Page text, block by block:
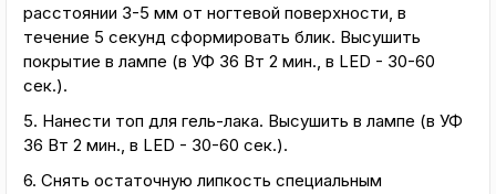
расстоянии 3-5 мм от ногтевой поверхности, в
течение 5 секунд сформировать блик. Высушить
покрытие в лампе (в УФ 36 Вт 2 мин., в LED - 30-60
сек.).
5. Нанести топ для гель-лака. Высушить в лампе (в УФ
36 Вт 2 мин., в LED - 30-60 сек.).
6. Снять остаточную липкость специальным